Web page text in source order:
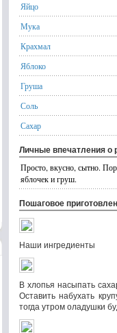
Яйцо
Мука
Крахмал
Яблоко
Груша
Соль
Сахар
Личные впечатления о
Просто, вкусно, сытно.
яблочек и груш.
Пошаговое
Наши ингредиенты
В хлопья насыпать
Оставить набухать
тогда утром оладушки